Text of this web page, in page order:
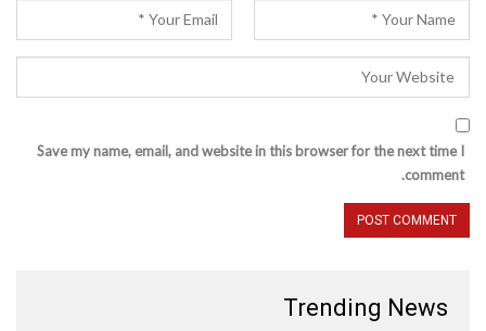
Save my name, email, and website in this browser for the next time I
comment.
Trending News